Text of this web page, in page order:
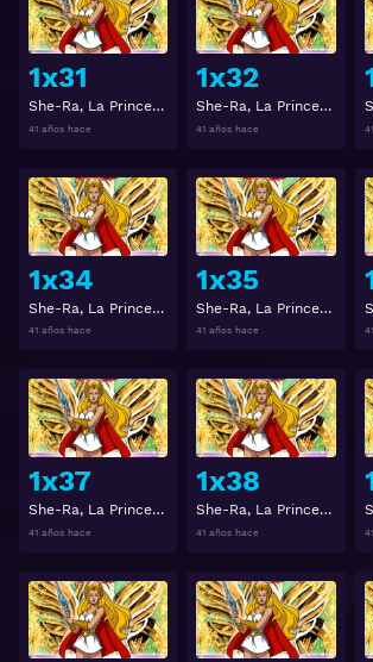
1x31
She-Ra, La Princesa del Poder Temporada 1 Capitulo 31
41 años hace
1x32
She-Ra, La Princesa del Poder Temporada 1 Capitulo 32
41 años hace
1x34
She-Ra, La Princesa del Poder Temporada 1 Capitulo 34
41 años hace
Ver
1x35
She-Ra, La Princesa del Poder Temporada 1 Capitulo 35
41 años hace
1x37
She-Ra, La Princesa del Poder Temporada 1 Capitulo 37
41 años hace
Ver
1x38
She-Ra, La Princesa del Poder Temporada 1 Capitulo 38
41 años hace
Ver